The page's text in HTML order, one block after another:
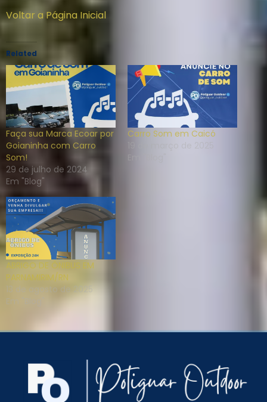
Voltar a Página Inicial
Related
Faça sua Marca Ecoar por
Goianinha com Carro
Som!
29 de julho de 2024
Em "Blog"
Carro Som em Caicó
ABRIGO DE ÔNIBUS EM
PARNAMIRIM/RN
13 de agosto de 2025
Em "Blog"